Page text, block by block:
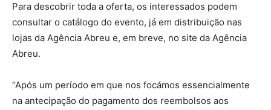
Para descobrir toda a oferta, os interessados podem
consultar o catálogo do evento, já em distribuição nas
lojas da Agência Abreu e, em breve, no site da Agência
Abreu.
“Após um período em que nos focámos essencialmente
na antecipação do pagamento dos reembolsos aos